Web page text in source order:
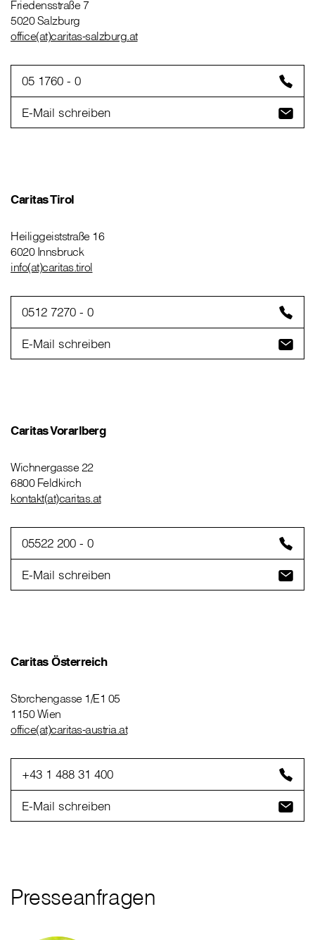
Friedensstraße 7
5020 Salzburg
office(at)caritas-salzburg.at
05 1760 - 0
E-Mail schreiben
Caritas Tirol
Heiliggeiststraße 16
6020 Innsbruck
info(at)caritas.tirol
0512 7270 - 0
E-Mail schreiben
Caritas Vorarlberg
Wichnergasse 22
6800 Feldkirch
kontakt(at)caritas.at
05522 200 - 0
E-Mail schreiben
Caritas Österreich
Storchengasse 1/E1 05
1150 Wien
office(at)caritas-austria.at
+43 1 488 31 400
E-Mail schreiben
Presseanfragen